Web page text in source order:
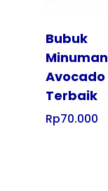
Bubuk
Minuman
Avocado
Terbaik
Rp70.000